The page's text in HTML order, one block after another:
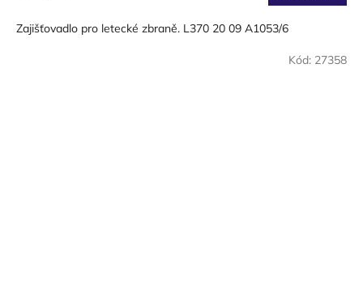
Zajišťovadlo pro letecké zbraně. L370 20 09 A1053/6
Kód: 27358